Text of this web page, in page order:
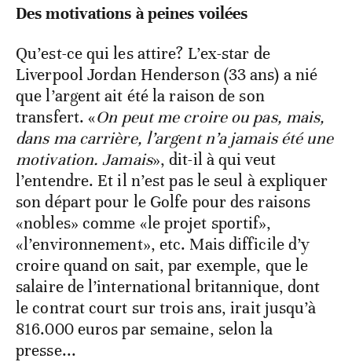
Des motivations à peines voilées
Qu’est-ce qui les attire? L’ex-star de
Liverpool Jordan Henderson (33 ans) a nié
que l’argent ait été la raison de son
transfert. «On peut me croire ou pas, mais,
dans ma carrière, l’argent n’a jamais été une
motivation. Jamais», dit-il à qui veut
l’entendre. Et il n’est pas le seul à expliquer
son départ pour le Golfe pour des raisons
«nobles» comme «le projet sportif»,
«l’environnement», etc. Mais difficile d’y
croire quand on sait, par exemple, que le
salaire de l’international britannique, dont
le contrat court sur trois ans, irait jusqu’à
816.000 euros par semaine, selon la
presse...